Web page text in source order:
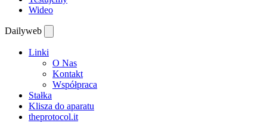
Wideo
Dailyweb
Linki
O Nas
Kontakt
Współpraca
Stałka
Klisza do aparatu
theprotocol.it